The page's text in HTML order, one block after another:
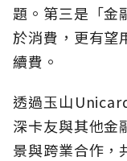
題。第三是「金
於消費，更有望
續費。
透過玉山
深卡友與其他金
景與跨業合作，